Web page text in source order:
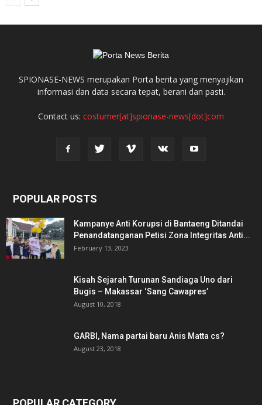
SPIONASE-NEWS merupakan Porta berita yang menyajikan
informasi dan data secara tepat, berani dan pasti.
Contact us: costumer[at]spionase-news[dot]com
POPULAR POSTS
Kampanye Anti Korupsi di Bantaeng Ditandai
Penandatanganan Petisi Zona Integritas Anti...
February 13, 2023
Kisah Sejarah Turunan Sandiaga Uno dari
Bugis – Makassar ‘Sang Cawapres’
August 10, 2018
GARBI, Nama partai baru Anis Matta cs?
August 23, 2018